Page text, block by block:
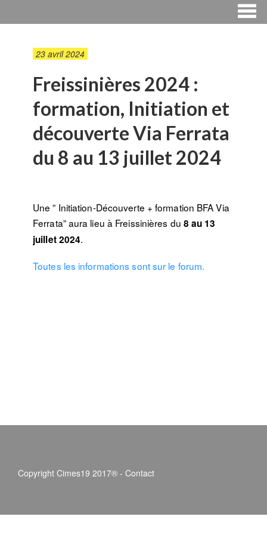
23 avril 2024
Freissinières 2024 :
formation, Initiation et
découverte Via Ferrata
du 8 au 13 juillet 2024
Une ” Initiation-Découverte + formation BFA Via
Ferrata” aura lieu à Freissinières du 8 au 13
juillet 2024.
Toutes les informations sont sur le forum.
Copyright Cimes19 2017® - Contact